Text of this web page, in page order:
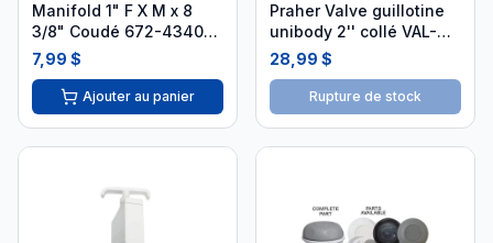
Manifold 1" F X M x 8
3/8" Coudé 672-4340
i26
7,99 $
Ajouter au panier
Praher Valve guillotine
unibody 2'' collé VAL-
203
28,99 $
Rupture de stock